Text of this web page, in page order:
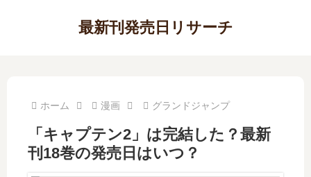
最新刊発売日リサーチ
ホーム 漫画 グランドジャンプ
「キャプテン2」は完結した？最新
刊18巻の発売日はいつ？